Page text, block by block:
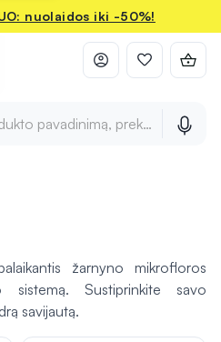
nuolaidos iki -50%!
pavadinimą, prekės ženklą ir
žarnyno mikrofloros
sistemą. Sustiprinkite savo
savijautą.